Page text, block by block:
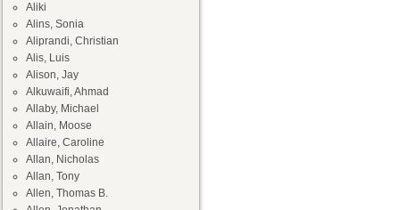
Aliki
Alins, Sonia
Aliprandi, Christian
Alis, Luis
Alison, Jay
Alkuwaifi, Ahmad
Allaby, Michael
Allain, Moose
Allaire, Caroline
Allan, Nicholas
Allan, Tony
Allen, Thomas B.